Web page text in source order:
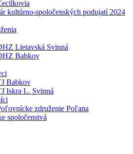
kultúrno-spoločenských podujatí 2024
Lietavská Svinná
Babkov
Babkov
Iskra L. Svinná
združenie Poľana
spoločenstvá